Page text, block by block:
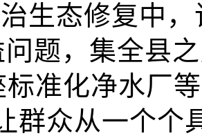
生态修复中
问题，集全县
标准化净水厂
群众从一个个